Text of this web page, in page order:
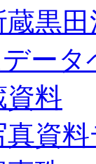
黒
ータ
資料
真資